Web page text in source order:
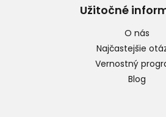
Užitočné
O nás
Najčastejšie
Vernostný
Blog